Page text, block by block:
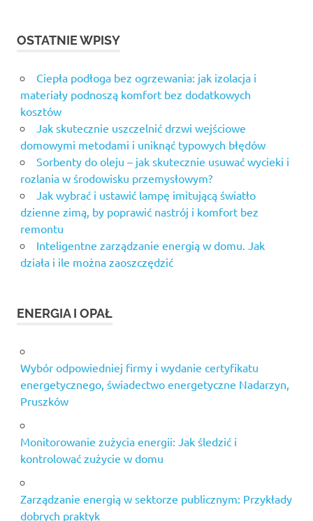
OSTATNIE WPISY
Ciepła podłoga bez ogrzewania: jak izolacja i
materiały podnoszą komfort bez dodatkowych
kosztów
Jak skutecznie uszczelnić drzwi wejściowe
domowymi metodami i uniknąć typowych błędów
Sorbenty do oleju – jak skutecznie usuwać wycieki i
rozlania w środowisku przemysłowym?
Jak wybrać i ustawić lampę imitującą światło
dzienne zimą, by poprawić nastrój i komfort bez
remontu
Inteligentne zarządzanie energią w domu. Jak
działa i ile można zaoszczędzić
ENERGIA I OPAŁ
Wybór odpowiedniej firmy i wydanie certyfikatu
energetycznego, świadectwo energetyczne Nadarzyn,
Pruszków
Monitorowanie zużycia energii: Jak śledzić i
kontrolować zużycie w domu
Zarządzanie energią w sektorze publicznym: Przykłady
dobrych praktyk